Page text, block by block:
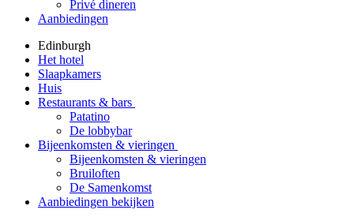
Privé dineren
Aanbiedingen
Edinburgh
Het hotel
Slaapkamers
Huis
Restaurants & bars
Patatino
De lobbybar
Bijeenkomsten & vieringen
Bijeenkomsten & vieringen
Bruiloften
De Samenkomst
Aanbiedingen bekijken